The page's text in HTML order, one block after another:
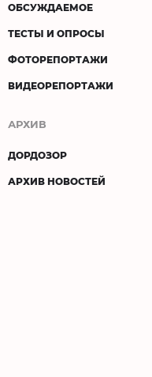
ОБСУЖДАЕМОЕ
ТЕСТЫ И ОПРОСЫ
ФОТОРЕПОРТАЖИ
ВИДЕОРЕПОРТАЖИ
АРХИВ
ДОРДОЗОР
АРХИВ НОВОСТЕЙ